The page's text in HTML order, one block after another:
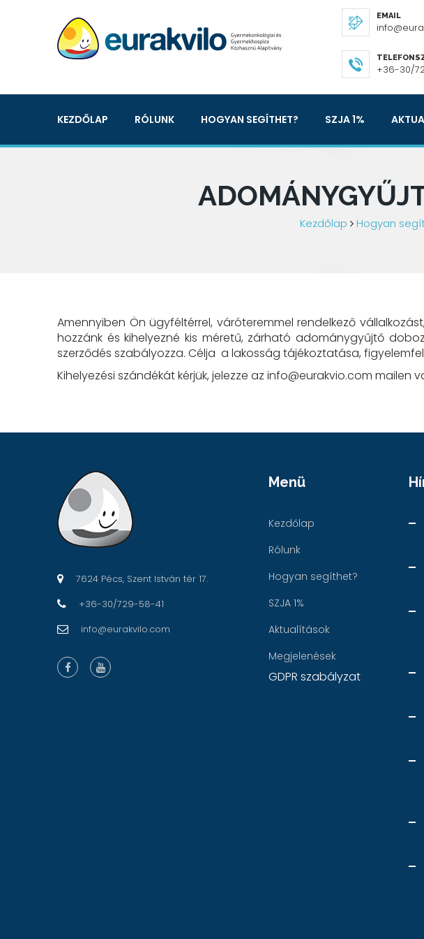
EMAIL
+36-30/
KEZDŐLAP RÓLUNK HOGYAN SEGÍTHET? SZJA 1%
Kezdőlap Hogyan
Amennyiben Ön ügyféltérrel, váróteremmel rendelkező
hozzánk és kihelyezné kis méretű, zárható adománygyűjtő
szerződés szabályozza. Célja a lakosság tájékoztatása,
Kihelyezési szándékát kérjük, jelezze az info@eurakvio.com mailen
7624 Pécs, Szent István tér 17.
+36-30/729-58-41
info@eurakvilo.com
Menü
Kezdőlap
Rólunk
Hogyan segíthet?
SZJA 1%
Aktualítások
Megjelenések
GDPR szabályzat